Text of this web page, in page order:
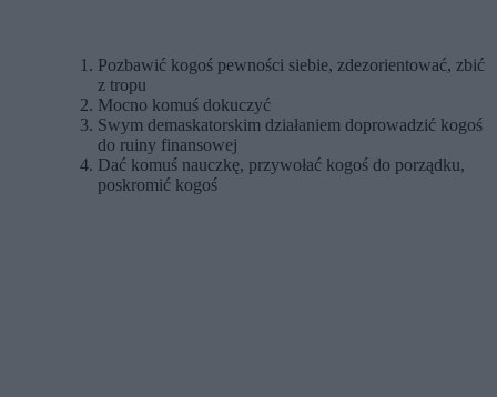
Pozbawić kogoś pewności siebie, zdezorientować, zbić
z tropu
Mocno komuś dokuczyć
Swym demaskatorskim działaniem doprowadzić kogoś
do ruiny finansowej
Dać komuś nauczkę, przywołać kogoś do porządku,
poskromić kogoś